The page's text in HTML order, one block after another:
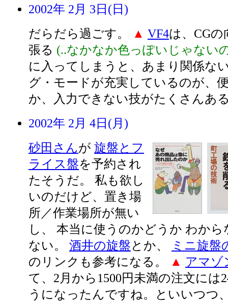
2002年 2月 3日(日)
だらだら過ごす。
▲ VF4は、CGの
張る (..なかなか色っぽいじゃない
に入ってしまうと、あまり関係な
グ・モードが充実しているのが、
か、入力できない技がたくさんあ
2002年 2月 4日(月)
砂田さんが 旋盤とフ
ライス盤を予約され
たそうだ。 私も欲し
いのだけど、置き場
所／作業場所が無い
し、 本当に使うのかどうか わか
ない。 酒井の旋盤とか、
ミニ旋盤
のリンクも参考になる。
▲ アマゾ
て、2月から1500円未満の注文には
うになったんですね。といいつつ